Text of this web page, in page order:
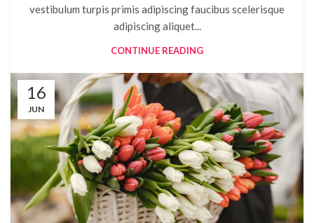
vestibulum turpis primis adipiscing faucibus scelerisque
adipiscing aliquet...
CONTINUE READING
16
JUN